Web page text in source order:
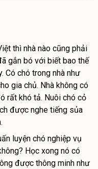
thì nhà nào cũng phải
gắn bó với biết bao thế
Có chó trong nhà như
gia chủ. Nhà không có
rất khó tả. Nuôi chó cỏ
được nghe tiếng sủa
luyện chó nghiệp vụ
Học xong nó có
được thông minh như